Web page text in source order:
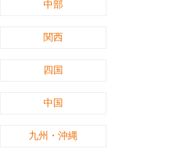
中部
関西
四国
中国
九州・沖縄